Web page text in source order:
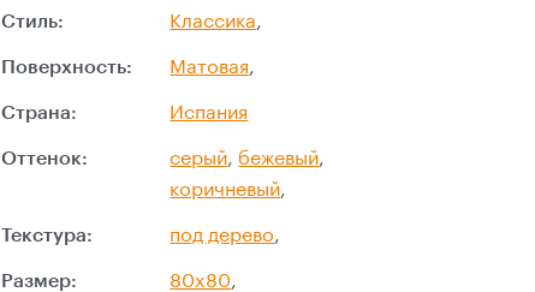
Стиль: Классика,
Поверхность: Матовая,
Страна: Испания
Оттенок: серый, бежевый,
коричневый,
Текстура: под дерево,
Размер: 80x80,